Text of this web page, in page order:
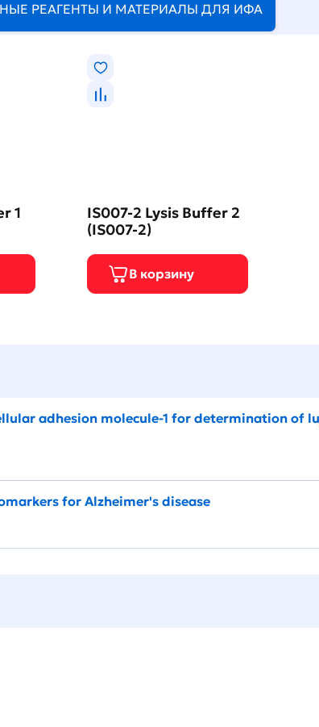
РЕАГЕНТЫ И МАТЕРИАЛЫ ДЛЯ ИФА
1
IS007-2 Lysis Buffer 2
(IS007-2)
adhesion molecule-1 for determination of
for Alzheimer's disease